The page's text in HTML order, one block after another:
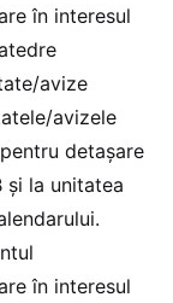
în interesul
avize
avizele
detaşare
şi la unitatea
în interesul